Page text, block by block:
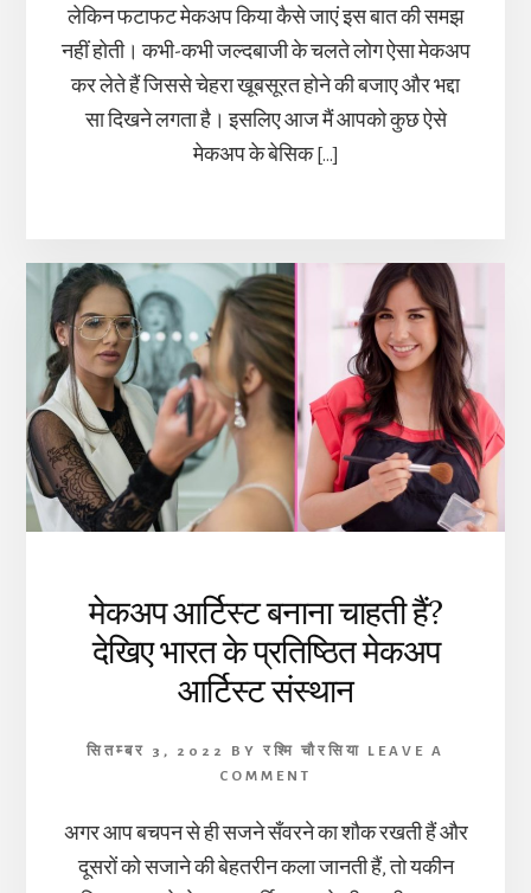
लेकिन फटाफट मेकअप किया कैसे जाएं इस बात की समझ
नहीं होती। कभी-कभी जल्दबाजी के चलते लोग ऐसा मेकअप
कर लेते हैं जिससे चेहरा खूबसूरत होने की बजाए और भद्दा
सा दिखने लगता है। इसलिए आज मैं आपको कुछ ऐसे
मेकअप के बेसिक […]
मेकअप आर्टिस्ट बनाना चाहती हैं?
देखिए भारत के प्रतिष्ठित मेकअप
आर्टिस्ट संस्थान
सितम्बर 3, 2022 BY रश्मि चौरसिया
LEAVE A
COMMENT
अगर आप बचपन से ही सजने सँवरने का शौक रखती हैं और
दूसरों को सजाने की बेहतरीन कला जानती हैं, तो यकीन